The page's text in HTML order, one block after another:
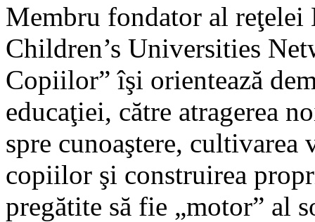
Membru fondator al
Children’s Universities
Copiilor” îşi orientează
educaţiei, către atragerea
spre cunoaştere,
copiilor şi construirea
pregătite să fie „motor” al